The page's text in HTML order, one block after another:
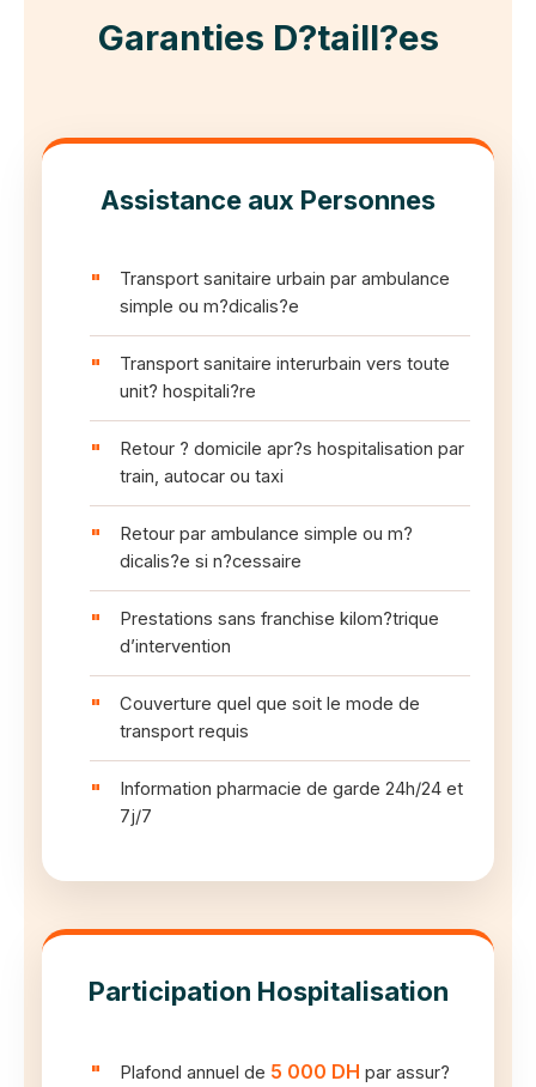
Garanties D?taill?es
Assistance aux Personnes
Transport sanitaire urbain par ambulance
simple ou m?dicalis?e
Transport sanitaire interurbain vers toute
unit? hospitali?re
Retour ? domicile apr?s hospitalisation par
train, autocar ou taxi
Retour par ambulance simple ou m?
dicalis?e si n?cessaire
Prestations sans franchise kilom?trique
d’intervention
Couverture quel que soit le mode de
transport requis
Information pharmacie de garde 24h/24 et
7j/7
Participation Hospitalisation
Plafond annuel de 5 000 DH par assur?